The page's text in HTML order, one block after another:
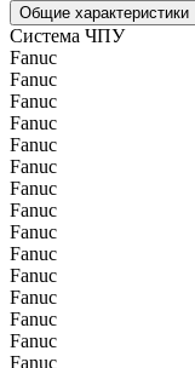
Общие характеристики
Система ЧПУ
Fanuc
Fanuc
Fanuc
Fanuc
Fanuc
Fanuc
Fanuc
Fanuc
Fanuc
Fanuc
Fanuc
Fanuc
Fanuc
Fanuc
Fanuc